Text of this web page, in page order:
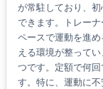
が常駐しており、
できます。トレー
ペースで運動を進
える環境が整って
つです。定額で何
す。特に、運動に